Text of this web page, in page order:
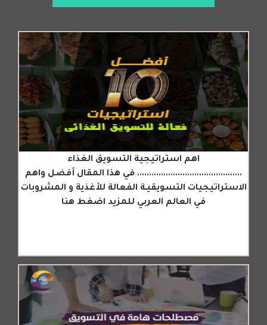
اهم استراتيجية التسويق الغذاء
............................................ في هذا المقال أفضل واهم
الاستراتيجيات التسويقيـة الفعالة للأغذية و المشروبات
في العالم العربي للمزيد اضغط هنا